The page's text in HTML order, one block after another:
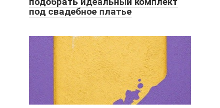
под свадебное платье